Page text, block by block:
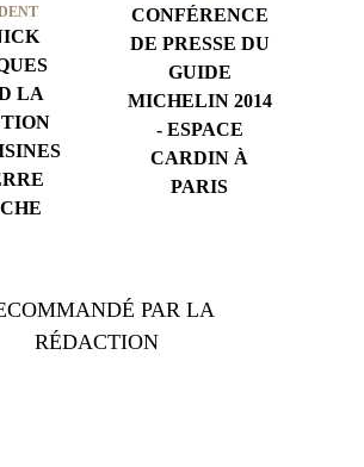
LA
CONFÉRENCE
DE PRESSE DU
GUIDE
MICHELIN 2014
- ESPACE
CARDIN À
PARIS
PAR LA
RÉDACTION